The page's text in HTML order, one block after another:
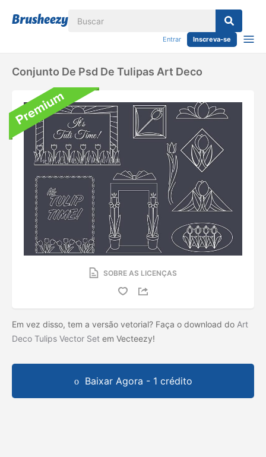
Entrar Inscreva-se
Conjunto De Psd De Tulipas Art Deco
SOBRE AS LICENÇAS
Em vez disso, tem a versão vetorial? Faça o download do Art
Deco Tulips Vector Set em Vecteezy!
Baixar Agora - 1 crédito